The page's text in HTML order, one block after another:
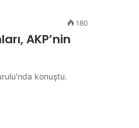
180
AKP’nin
konuştu.